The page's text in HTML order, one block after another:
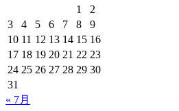
1
2
3
4 5 6 7 8
9
10 11 12 13 14 15 16
17 18 19 20 21 22 23
24 25 26 27 28 29 30
31
« 7月